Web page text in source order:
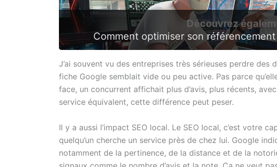
Découvrez
Comment optimiser son
J’ai souvent vu des entreprises très sérieuses perdre des
fiche Google semblait vide ou peu active. Pas parce
face, un concurrent affichait plus d’avis, plus récents,
service équivalent, cette différence peut peser.
Il y a aussi l’impact SEO local. Le SEO local, c’est votre
quelqu’un cherche un service près de chez lui. Google
notamment de la pertinence, de la distance et de la